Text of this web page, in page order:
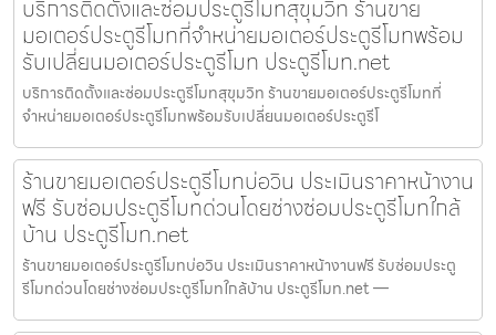
บริการติดตั้งและซ่อมประตูรีโมทสุขุมวิท ร้านขาย
มอเตอร์ประตูรีโมทที่จำหน่ายมอเตอร์ประตูรีโมทพร้อม
รับเปลี่ยนมอเตอร์ประตูรีโมท ประตูรีโมท.net
บริการติดตั้งและซ่อมประตูรีโมทสุขุมวิท ร้านขายมอเตอร์ประตูรีโมทที่
จำหน่ายมอเตอร์ประตูรีโมทพร้อมรับเปลี่ยนมอเตอร์ประตูรีโ
ร้านขายมอเตอร์ประตูรีโมทบ่อวิน ประเมินราคาหน้างาน
ฟรี รับซ่อมประตูรีโมทด่วนโดยช่างซ่อมประตูรีโมทใกล้
บ้าน ประตูรีโมท.net
ร้านขายมอเตอร์ประตูรีโมทบ่อวิน ประเมินราคาหน้างานฟรี รับซ่อมประตู
รีโมทด่วนโดยช่างซ่อมประตูรีโมทใกล้บ้าน ประตูรีโมท.net —